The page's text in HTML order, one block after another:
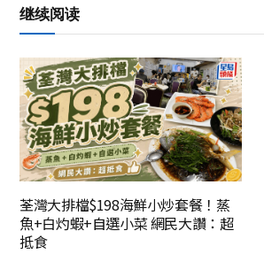
继续阅读
荃灣大排檔$198海鮮小炒套餐！蒸
魚+白灼蝦+自選小菜 網民大讚：超
抵食